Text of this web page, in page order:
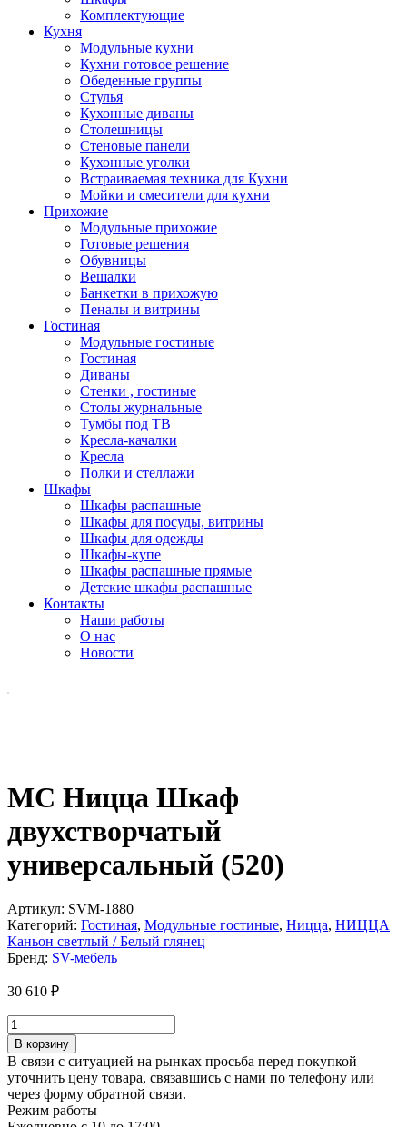
Комплектующие
Кухня
Модульные кухни
Кухни готовое решение
Обеденные группы
Стулья
Кухонные диваны
Столешницы
Стеновые панели
Кухонные уголки
Встраиваемая техника для Кухни
Мойки и смесители для кухни
Прихожие
Модульные прихожие
Готовые решения
Обувницы
Вешалки
Банкетки в прихожую
Пеналы и витрины
Гостиная
Модульные гостиные
Гостиная
Диваны
Стенки , гостиные
Столы журнальные
Тумбы под ТВ
Кресла-качалки
Кресла
Полки и стеллажи
Шкафы
Шкафы распашные
Шкафы для посуды, витрины
Шкафы для одежды
Шкафы-купе
Шкафы распашные прямые
Детские шкафы распашные
Контакты
Наши работы
О нас
Новости
МС Ницца Шкаф
двухстворчатый
универсальный (520)
Артикул: SVM-1880
Категорий: Гостиная, Модульные гостиные, Ницца, НИЦЦА
Каньон светлый / Белый глянец
Бренд: SV-мебель
30 610 ₽
Количество
товара
МС
Ницца
Шкаф
двухстворчатый
универсальный
В корзину
В связи с ситуацией на рынках просьба перед покупкой
уточнить цену товара, связавшись с нами по телефону или
через форму обратной связи.
Режим работы